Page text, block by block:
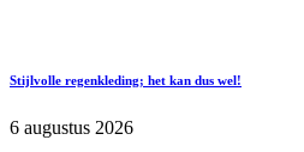
Stijlvolle regenkleding; het kan dus wel!
6 augustus 2026